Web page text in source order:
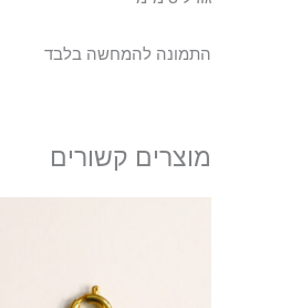
התמונה להמחשה בלבד
מוצרים קשורים